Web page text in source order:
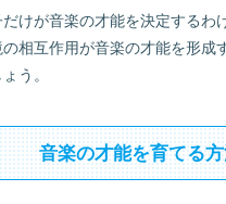
けが音楽の才能を決定するわ
相互作用が音楽の才能を形成
う。
音楽の才能を育てる